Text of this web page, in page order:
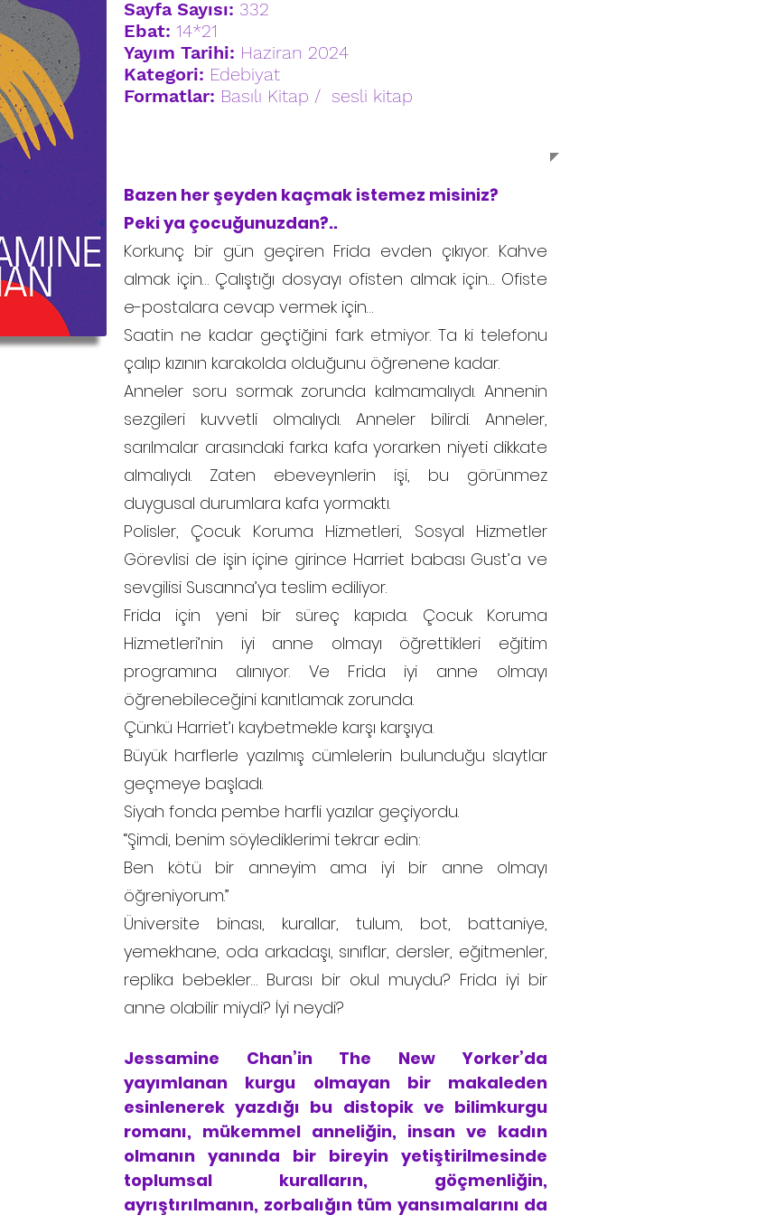
Sayfa Sayısı: 332
Ebat: 14*21
Yayım Tarihi: Haziran 2024
Kategori: Edebiyat
Formatlar: Basılı Kitap / sesli kitap
Bazen her şeyden kaçmak istemez misiniz?
Peki ya çocuğunuzdan?..
Korkunç bir gün geçiren Frida evden çıkıyor. Kahve
almak için… Çalıştığı dosyayı ofisten almak için… Ofiste
e-postalara cevap vermek için…
Saatin ne kadar geçtiğini fark etmiyor. Ta ki telefonu
çalıp kızının karakolda olduğunu öğrenene kadar.
Anneler soru sormak zorunda kalmamalıydı. Annenin
sezgileri kuvvetli olmalıydı. Anneler bilirdi. Anneler,
sarılmalar arasındaki farka kafa yorarken niyeti dikkate
almalıydı. Zaten ebeveynlerin işi, bu görünmez
duygusal durumlara kafa yormaktı.
Polisler, Çocuk Koruma Hizmetleri, Sosyal Hizmetler
Görevlisi de işin içine girince Harriet babası Gust’a ve
sevgilisi Susanna’ya teslim ediliyor.
Frida için yeni bir süreç kapıda. Çocuk Koruma
Hizmetleri’nin iyi anne olmayı öğrettikleri eğitim
programına alınıyor. Ve Frida iyi anne olmayı
öğrenebileceğini kanıtlamak zorunda.
Çünkü Harriet’ı kaybetmekle karşı karşıya.
Büyük harflerle yazılmış cümlelerin bulunduğu slaytlar
geçmeye başladı.
Siyah fonda pembe harfli yazılar geçiyordu.
“Şimdi, benim söylediklerimi tekrar edin:
Ben kötü bir anneyim ama iyi bir anne olmayı
öğreniyorum.”
Üniversite binası, kurallar, tulum, bot, battaniye,
yemekhane, oda arkadaşı, sınıflar, dersler, eğitmenler,
replika bebekler… Burası bir okul muydu? Frida iyi bir
anne olabilir miydi? İyi neydi?
Jessamine Chan’in The New Yorker’da
yayımlanan kurgu olmayan bir makaleden
esinlenerek yazdığı bu distopik ve bilimkurgu
romanı, mükemmel anneliğin, insan ve kadın
olmanın yanında bir bireyin yetiştirilmesinde
toplumsal kuralların, göçmenliğin,
ayrıştırılmanın, zorbalığın tüm yansımalarını da